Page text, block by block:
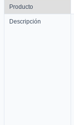
Producto
Descripción